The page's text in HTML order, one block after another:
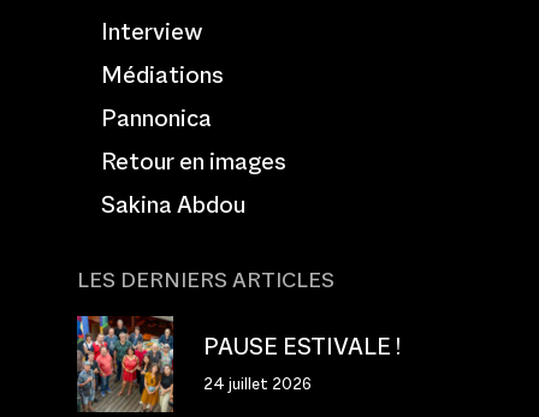
Interview
Médiations
Pannonica
Retour en images
Sakina Abdou
LES DERNIERS ARTICLES
PAUSE ESTIVALE !
24 juillet 2026